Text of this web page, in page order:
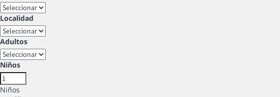
Localidad
Adultos
Niños
Niños